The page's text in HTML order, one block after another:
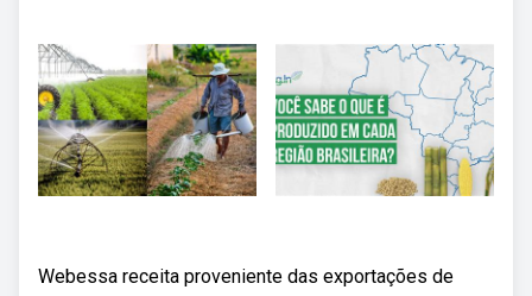
Webessa receita proveniente das exportações de